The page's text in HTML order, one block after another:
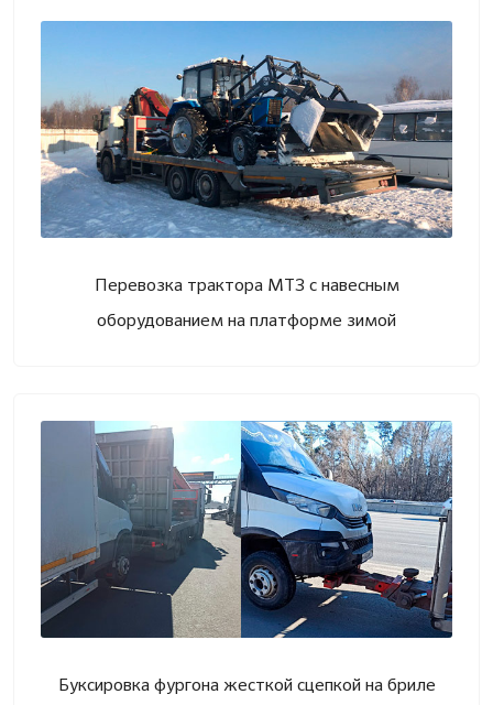
Перевозка трактора МТЗ с навесным
оборудованием на платформе зимой
Буксировка фургона жесткой сцепкой на бриле